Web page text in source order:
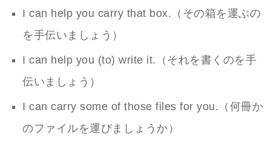
I can help you carry that box.（その箱を運ぶの
を手伝いましょう）
I can help you (to) write it.（それを書くのを手
伝いましょう）
I can carry some of those files for you.（何冊か
のファイルを運びましょうか）